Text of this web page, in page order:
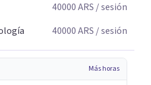
40000ARS / sesión
40000ARS / sesión
Más horas